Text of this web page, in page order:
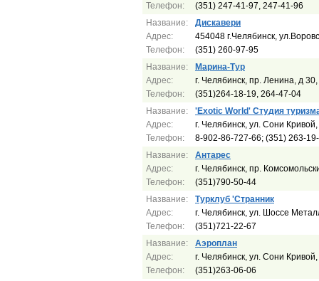
Телефон:
(351) 247-41-97, 247-41-96
Название:
Адрес:
Телефон:
Дискавери
454048 г.Челябинск,
(351) 260-97-95
Название:
Адрес:
Телефон:
Марина-Тур
г. Челябинск, пр. Ленина, д
(351)264-18-19, 264-47-04
Название:
Адрес:
Телефон:
'Exotic World' Студия
г. Челябинск, ул. Сони
8-902-86-727-66; (351) 263-
Название:
Адрес:
Телефон:
Антарес
г. Челябинск, пр.
(351)790-50-44
Название:
Адрес:
Телефон:
Турклуб 'Странник
г. Челябинск, ул. Шоссе
(351)721-22-67
Название:
Адрес:
Телефон:
Аэроплан
г. Челябинск, ул. Сони
(351)263-06-06